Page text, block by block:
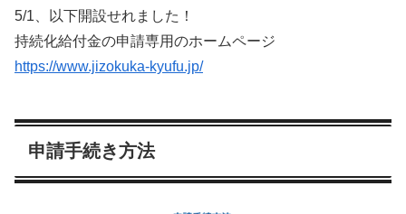
5/1、以下開設せれました！
持続化給付金の申請専用のホームページ
https://www.jizokuka-kyufu.jp/
申請手続き方法